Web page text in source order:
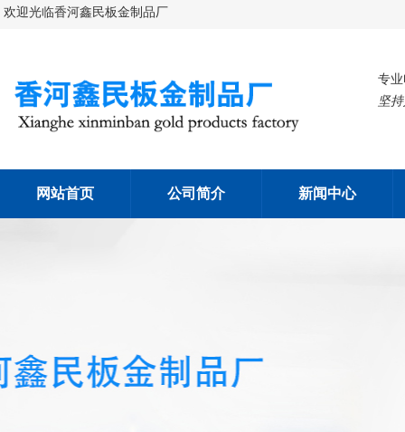
欢迎光临香河鑫民板金制品厂
专
坚
网站首页 公司简介 新闻中心